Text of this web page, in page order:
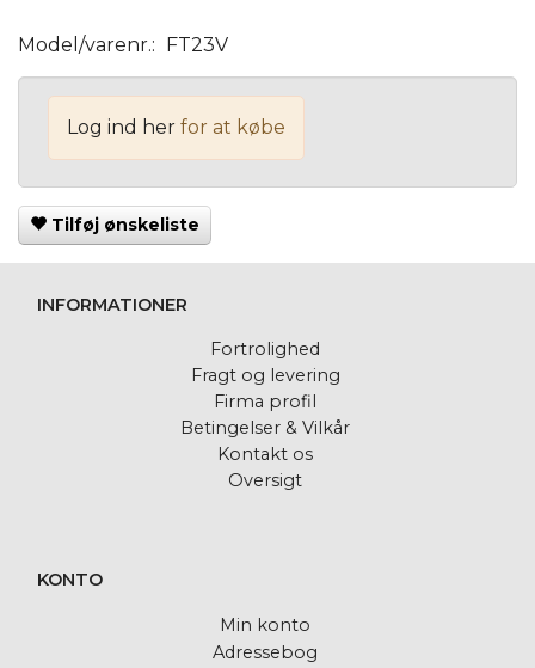
Model/varenr.: FT23V
Log ind her for at købe
Tilføj ønskeliste
INFORMATIONER
Fortrolighed
Fragt og levering
Firma profil
Betingelser & Vilkår
Kontakt os
Oversigt
KONTO
Min konto
Adressebog